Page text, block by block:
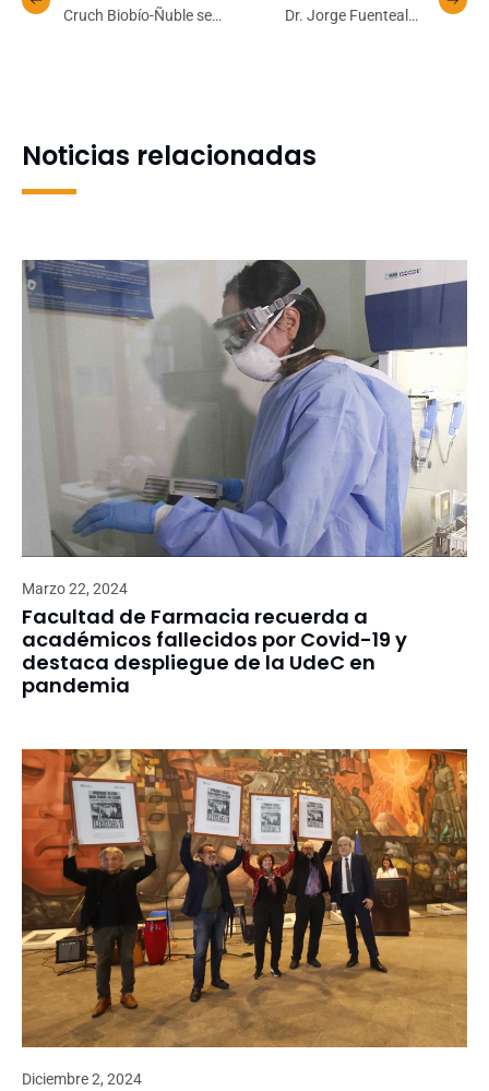
Cruch Biobío-Ñuble se
Dr. Jorge Fuentealba
Noticias relacionadas
Marzo 22, 2024
Facultad de Farmacia recuerda a
académicos fallecidos por Covid-19 y
destaca despliegue de la UdeC en
pandemia
Diciembre 2, 2024